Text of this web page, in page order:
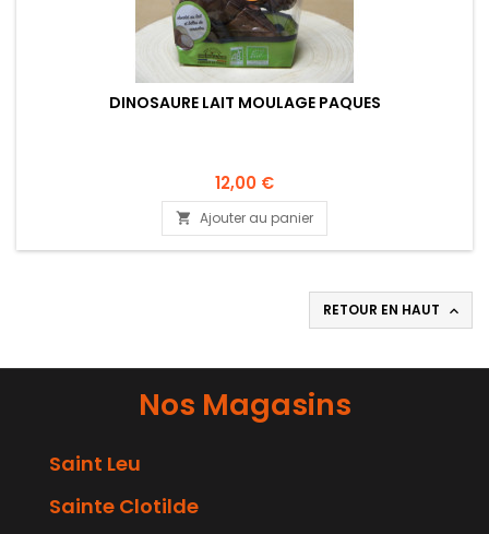
DINOSAURE LAIT MOULAGE PAQUES
12,00 €
 Ajouter au panier
RETOUR EN HAUT 
Nos Magasins
Saint Leu
Sainte Clotilde